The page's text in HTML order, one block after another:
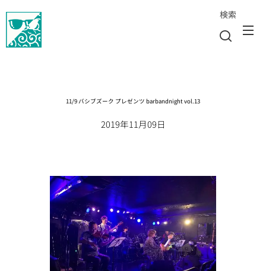
検索
11/9 バシブズーク プレゼンツ barbandnight vol.13
2019年11月09日